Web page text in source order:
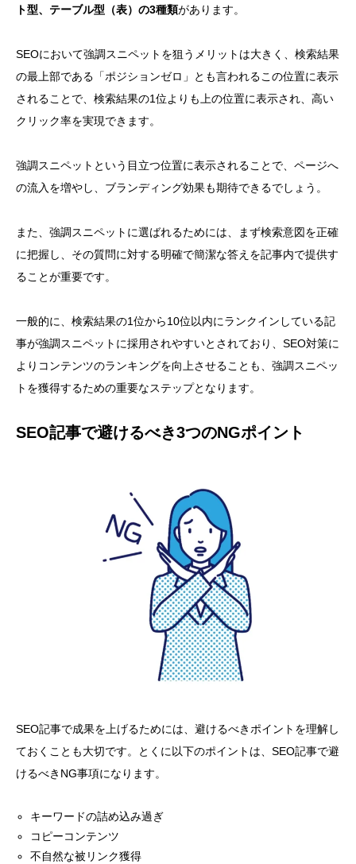
ト型、テーブル型（表）の3種類があります。
SEOにおいて強調スニペットを狙うメリットは大きく、検索結果
の最上部である「ポジションゼロ」とも言われるこの位置に表示
されることで、検索結果の1位よりも上の位置に表示され、高い
クリック率を実現できます。
強調スニペットという目立つ位置に表示されることで、ページへ
の流入を増やし、ブランディング効果も期待できるでしょう。
また、強調スニペットに選ばれるためには、まず検索意図を正確
に把握し、その質問に対する明確で簡潔な答えを記事内で提供す
ることが重要です。
一般的に、検索結果の1位から10位以内にランクインしている記
事が強調スニペットに採用されやすいとされており、SEO対策に
よりコンテンツのランキングを向上させることも、強調スニペッ
トを獲得するための重要なステップとなります。
SEO記事で避けるべき3つのNGポイント
SEO記事で成果を上げるためには、避けるべきポイントを理解し
ておくことも大切です。とくに以下のポイントは、SEO記事で避
けるべきNG事項になります。
キーワードの詰め込み過ぎ
コピーコンテンツ
不自然な被リンク獲得